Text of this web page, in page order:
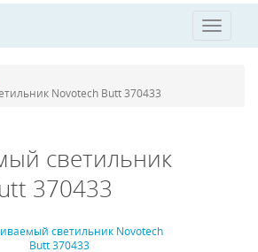
Toggle
Novotech Butt 370433
светильник
370433